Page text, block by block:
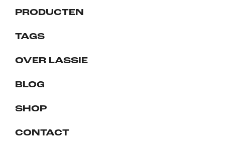
PRODUCTEN
TAGS
OVER LASSIE
BLOG
SHOP
CONTACT